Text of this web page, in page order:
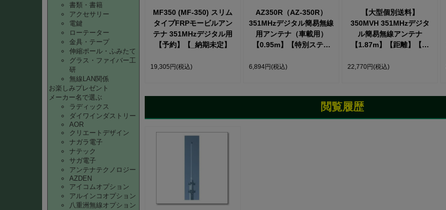
書類・書籍
アクセサリー
電鍵
ローテーター
金具・テープ
伸縮ポール・ふみたて
グラス・ファイバー工
研
無線LAN関係
お楽しみプレゼント
メーカー名で選ぶ
ラディックス
ダイワインダストリー
AOR
クリエートデザイン
ナガラ電子
ナテック
サガ電子
アンテナテクノロジー
AZDEN
アイコムオプション
アルインコオプション
八重洲無線オプション
MF350 (MF-350) スリム
タイプFRPモービルアン
テナ 351MHzデジタル用
【予約】【_納期未定】
19,305円(税込)
AZ350R（AZ-350R）
351MHzデジタル簡易無線
用アンテナ（車載用）
【0.95m】【特別ステー
6,894円(税込)
【大型個別送料】
350MVH 351MHzデジタ
ル簡易無線アンテナ
【1.87m】【距離】【自
22,770円(税込)
閲覧履歴